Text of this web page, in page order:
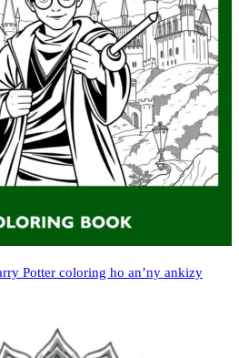
Potter coloring ho an’ny ankizy